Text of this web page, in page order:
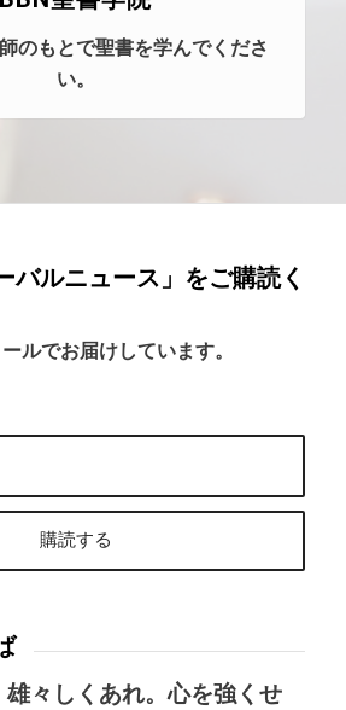
のもとで聖書を学んでくださ
い。
バルニュース」をご購読く
ルでお届けしています。
々しくあれ。心を強くせ